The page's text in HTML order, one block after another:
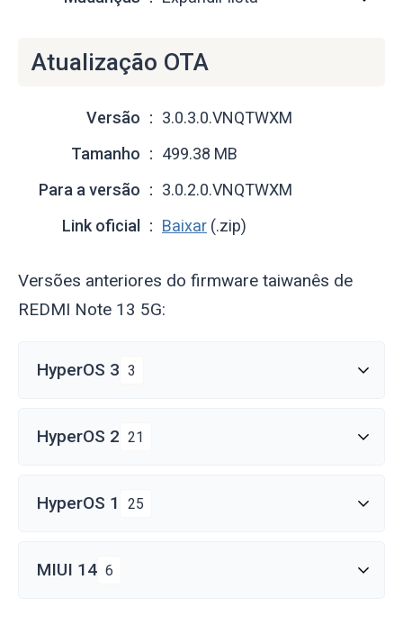
Atualização OTA
Versão
3.0.3.0.VNQTWXM
Tamanho
499.38 MB
Para a versão
3.0.2.0.VNQTWXM
Link oficial
Baixar (.zip)
Versões anteriores do firmware taiwanês de
REDMI Note 13 5G:
HyperOS 3 3
HyperOS 2 21
HyperOS 1 25
MIUI 14 6